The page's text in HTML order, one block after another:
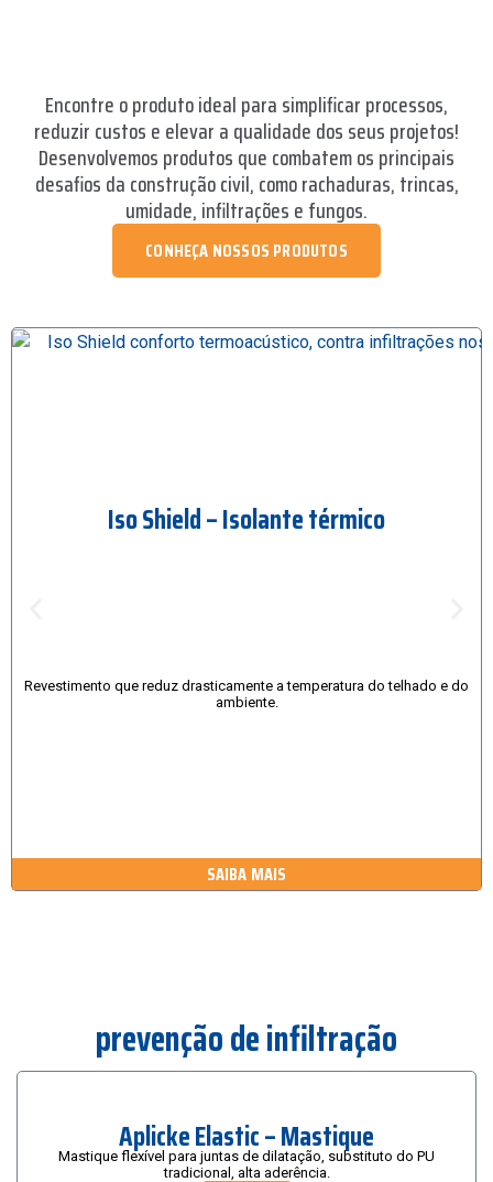
Encontre o produto ideal para simplificar processos,
reduzir custos e elevar a qualidade dos seus projetos!
Desenvolvemos produtos que combatem os principais
desafios da construção civil, como rachaduras, trincas,
umidade, infiltrações e fungos.
CONHEÇA NOSSOS PRODUTOS
Iso Shield – Isolante térmico
Revestimento que reduz drasticamente a temperatura do telhado e do
ambiente.
SAIBA MAIS
prevenção de infiltração
Aplicke Elastic – Mastique
Mastique flexível para juntas de dilatação, substituto do PU
tradicional, alta aderência.